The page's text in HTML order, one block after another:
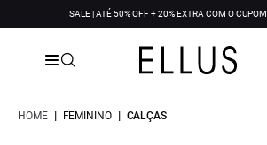
SALE | ATÉ 50% OFF + 20% EXTRA COM O CUPOM
HOME | FEMININO | CALÇAS